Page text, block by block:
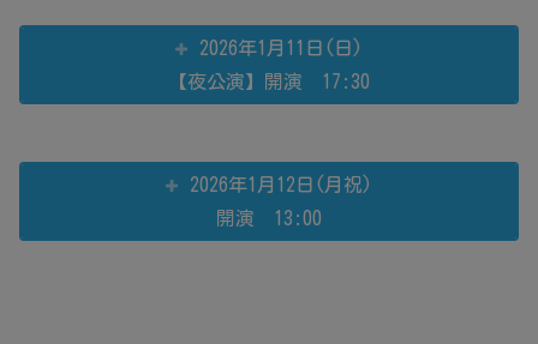
2026年1月11日(日)
【夜公演】開演 17:30
2026年1月12日(月祝)
開演 13:00